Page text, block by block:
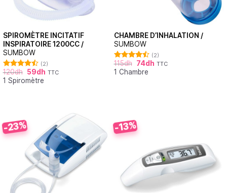
SPIROMÈTRE INCITATIF
INSPIRATOIRE 1200CC /
SUMBOW
Note4.50
sur 5
(2)
120dh 59dh TTC
1 Spiromètre
CHAMBRE D’INHALATION /
SUMBOW
Note4.50
sur 5
(2)
115dh 74dh TTC
1 Chambre
-23% -13%